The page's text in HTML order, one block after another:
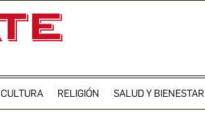
CULTURA RELIGIÓN SALUD Y BIENESTAR